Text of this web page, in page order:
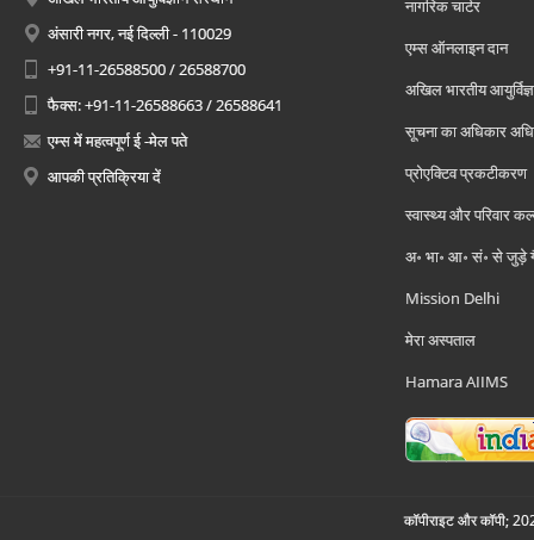
अंसारी नगर, नई दिल्ली - 110029
+91-11-26588500 / 26588700
फैक्स: +91-11-26588663 / 26588641
एम्स में महत्वपूर्ण ई -मेल पते
आपकी प्रतिक्रिया दें
नागरिक चार्टर
एम्स ऑनलाइन दान
अखिल भारतीय
सूचना का अधिकार
प्रोएक्टिव प्रकटीकरण
स्वास्थ्य और परिवार
अ॰ भा॰ आ॰ सं॰ से जुड़े
Mission Delhi
मेरा अस्पताल
Hamara AIIMS
कॉपीराइट और कॉपी;